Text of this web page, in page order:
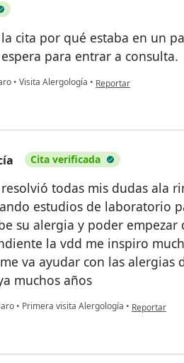
cita por qué estaba en un
para entrar a consulta.
• Visita Alergología • en opinión del usuario
Reportar
Cita verificada
todas mis dudas ala
estudios de laboratorio
su alergia y poder
la vdd me inspiro
va ayudar con las alergias
muchos años
• Primera visita Alergología • en opinión
Reportar